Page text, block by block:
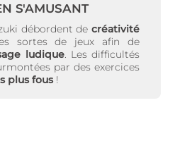
S'AMUSANT
débordent de créativité
sortes de jeux afin de
ludique. Les difficultés
par des exercices
plus fous!